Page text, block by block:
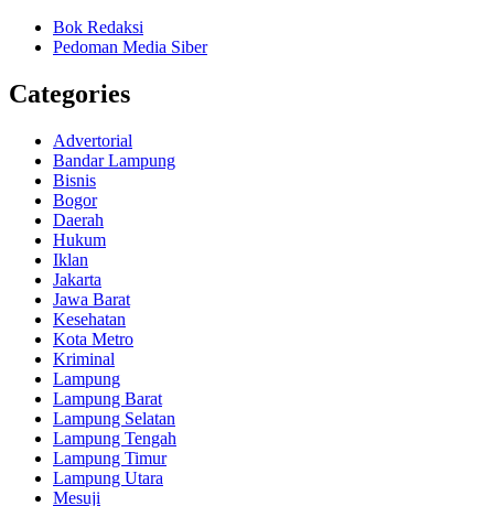
Bok Redaksi
Pedoman Media Siber
Categories
Advertorial
Bandar Lampung
Bisnis
Bogor
Daerah
Hukum
Iklan
Jakarta
Jawa Barat
Kesehatan
Kota Metro
Kriminal
Lampung
Lampung Barat
Lampung Selatan
Lampung Tengah
Lampung Timur
Lampung Utara
Mesuji